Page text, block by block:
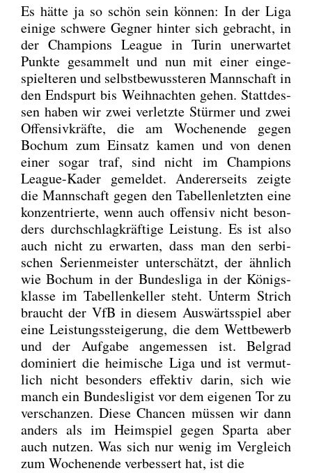
Es hät­te ja so schön sein kön­nen: In der Liga
eini­ge schwe­re Geg­ner hin­ter sich gebracht, in
der Cham­pi­ons League in Turin uner­war­tet
Punk­te gesam­melt und nun mit einer ein­ge­
spiel­te­ren und selbst­be­wuss­te­ren Mann­schaft in
den End­spurt bis Weih­nach­ten gehen. Statt­des­
sen haben wir zwei ver­letz­te Stür­mer und zwei
Offen­siv­kräf­te, die am Wochen­en­de gegen
Bochum zum Ein­satz kamen und von denen
einer sogar traf, sind nicht im Cham­pi­ons
League-Kader gemel­det. Ande­rer­seits zeig­te
die Mann­schaft gegen den Tabel­len­letz­ten eine
kon­zen­trier­te, wenn auch offen­siv nicht beson­
ders durch­schlag­kräf­ti­ge Leis­tung. Es ist also
auch nicht zu erwar­ten, dass man den ser­bi­
schen Seri­en­meis­ter unter­schätzt, der ähn­lich
wie Bochum in der Bun­des­li­ga in der Königs­
klas­se im Tabel­len­kel­ler steht. Unterm Strich
braucht der VfB in die­sem Aus­wärts­spiel aber
eine Leis­tungs­stei­ge­rung, die dem Wett­be­werb
und der Auf­ga­be ange­mes­sen ist. Bel­grad
domi­niert die hei­mi­sche Liga und ist ver­mut­
lich nicht beson­ders effek­tiv dar­in, sich wie
manch ein Bun­des­li­gist vor dem eige­nen Tor zu
ver­schan­zen. Die­se Chan­cen müs­sen wir dann
anders als im Heim­spiel gegen Spar­ta aber
auch nut­zen. Was sich nur wenig im Ver­gleich
zum Wochen­en­de ver­bes­sert hat, ist die